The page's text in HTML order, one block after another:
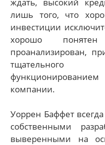
лишь того, что
инвестиции
хорошо
проанализирован,
тщательного
компании.
Уоррен Баффет
собственными
выверенными на